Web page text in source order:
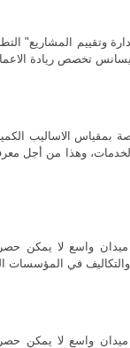
وتقييم المشاريع"
وهذا من أجل
واسع لا يمكن
واسع لا يمكن